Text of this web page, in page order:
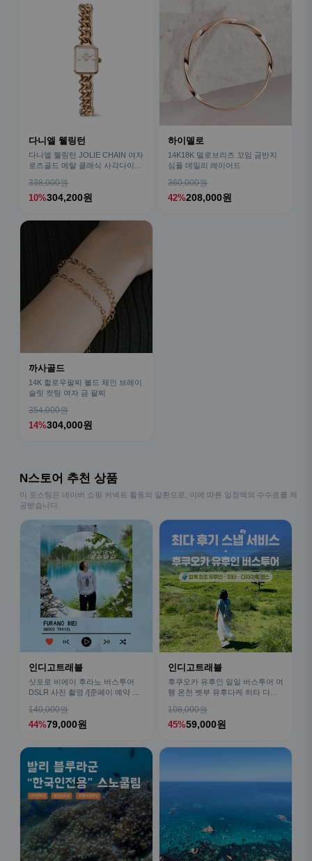
다니엘 웰링턴
다니엘 웰링턴 JOLIE CHAIN 여자
로즈골드 메탈 클래식 사각다이얼
338,000원
10%304,200원
하이델로
14K18K 델로브리즈 꼬임 금반지
심플 데일리 레이어드
360,000원
42%208,000원
까사골드
14K 할로우팔찌 볼드 체인 브레이
슬릿 컷팅 여자 금 팔찌
354,000원
14%304,000원
N스토어 추천 상품
이 포스팅은 네이버 쇼핑 커넥트 활동의 일환으로, 이에 따른 일정액의 수수료를 제
공받습니다.
인디고트래블
삿포로 비에이 후라노 버스투어
DSLR 사진 촬영 /[준페이 예약 식
140,000원
44%79,000원
인디고트래블
후쿠오카 유후인 일일 버스투어 여
행 온천 벳부 유후다케 히타 다자
108,000원
45%59,000원